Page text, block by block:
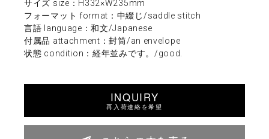
サイズ size：H332×W235mm
フォーマット format：中綴じ/saddle stitch
言語 language：和文/Japanese
付属品 attachment：封筒/an envelope
状態 condition：経年並みです。/good.
INQUIRY
再入荷連絡を希望